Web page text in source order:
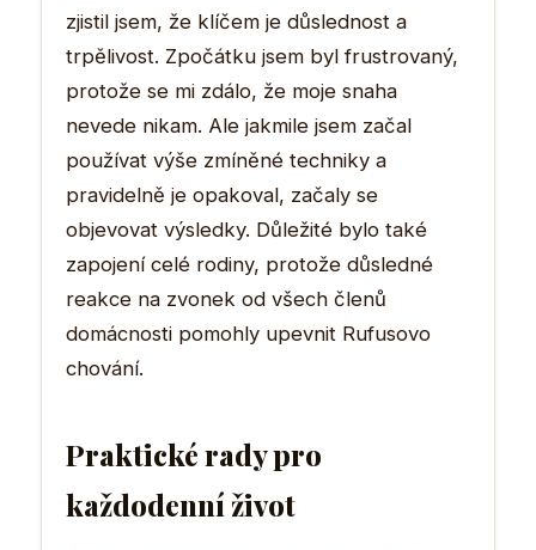
zjistil jsem, že klíčem je důslednost a
trpělivost. Zpočátku jsem byl frustrovaný,
protože se mi zdálo, že moje snaha
nevede nikam. Ale jakmile jsem začal
používat výše zmíněné techniky a
pravidelně je opakoval, začaly se
objevovat výsledky. Důležité bylo také
zapojení celé rodiny, protože důsledné
reakce na zvonek od všech členů
domácnosti pomohly upevnit Rufusovo
chování.
Praktické rady pro
každodenní život